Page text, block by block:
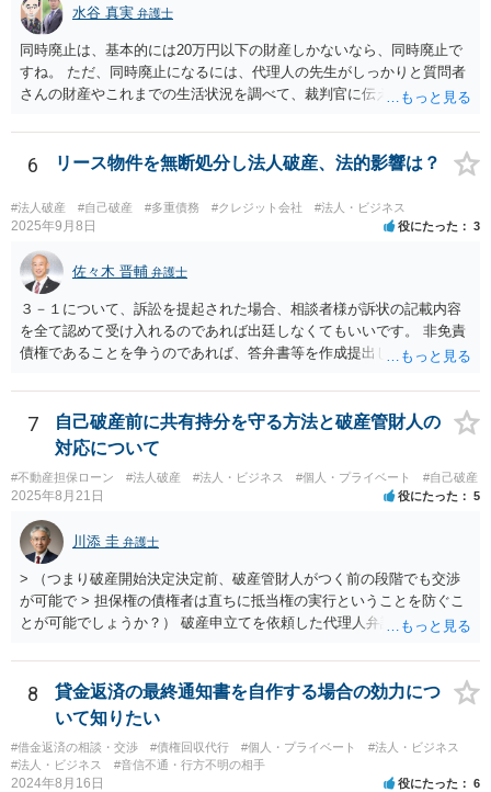
必要ありません。 なお，子会社の代表取締役には，取締役辞任の登記
をしてもらわなければなりません。 親会社が株主代表訴訟を提起する
ことは理論上可能ですが，あなたに対して追及できる責任は，あなた
自身が会社に対して追う責任（例えば任務懈怠責任）の範囲に留まり
ます。子会社の負債をあなたに負わせることはできません。 実際上問
いてくれないと，辞任の登記をするためには，最終的には訴訟を提起
水谷 真実 弁護士
同時廃止は、基本的には20万円以下の財産しかないなら、同時廃止で
すね。 ただ、同時廃止になるには、代理人の先生がしっかりと質問者
さんの財産やこれまでの生活状況を調べて、裁判官に伝える必要があ
して、代理人の先生が同時廃止でいけるというなら、同時廃止になる
でしょう。
6 リース物件を無断処分し法人破産、法的影響は？
#法人破産 #自己破産 #多重債務 #クレジット会社 #法人・ビジネス
2025年9月8日 役にたった 3
佐々木 晋輔 弁護士
３－１について、訴訟を提起された場合、相談者様が訴状の記載内容
を全て認めて受け入れるのであれば出廷しなくてもいいです。 非免責
債権であることを争うのであれば、答弁書等を作成提出して反論しな
した弁護士が受ける場合でも、弁護士費用は別途必要になると思いま
す。 ３－２について、上記のとおり、破産とは別で弁護士費用が必要
になると思います。 費用の額については、弁護士によって異なります
が、破産手続を受任した弁護士が受けるのであれば、低めの金額で受
けてくれるかもしれません。 弁護士を依頼するかどうかは、弁護士費
用と賠償額を比較して決められたらいいと思います。 なお、リース会
社が非免責債権であると主張するのであれば、破産手続の中（免責に
対する意見等）で主張すると思いますので、訴訟されるかどうかは破
産手続中に分かると思います。
7
自己破産前に共有持分を守る方法と破産管財人の
対応について
#不動産担保ローン #法人破産 #法人・ビジネス #個人・プライベート #自己破産
2025年8月21日 役にたった 5
川添 圭 弁護士
> （つまり破産開始決定決定前、破産管財人がつく前の段階でも交渉
が可能で > 担保権の債権者は直ちに抵当権の実行ということを防ぐこ
とが可能でしょうか？） 破産申立てを依頼した代理人弁護士が売買に
が可能な場合もありますが、オーバーローン事案では売却代金が手元
に残らないことになるため、弁護士としても慎重な判断が求められま
す。 > 例えば弁護士費用を分割で積立するなど半年、１年かかる場合
でも かなり率直な（身も蓋もない）意見を述べると、担保に供されて
いる共有持分を親族が取得することで不動産を守りたいのであれば、
弁護士費用は長期分割などせず、親族等から援助して貰うことを模索
8
貸金返済の最終通知書を自作する場合の効力につ
いて知りたい
#借金返済の相談・交渉 #債権回収代行 #個人・プライベート
#法人・ビジネス
#法人・ビジネス
#音信不通・行方不明の相手
2024年8月16日 役にたった 6